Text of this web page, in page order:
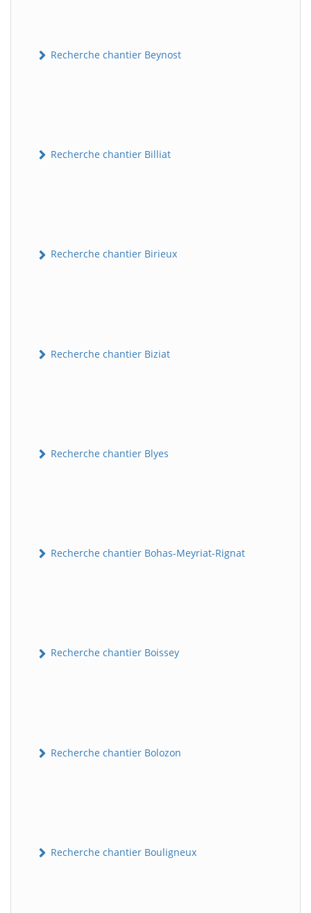
Recherche chantier Beynost
Recherche chantier Billiat
Recherche chantier Birieux
Recherche chantier Biziat
Recherche chantier Blyes
Recherche chantier Bohas-Meyriat-Rignat
Recherche chantier Boissey
Recherche chantier Bolozon
Recherche chantier Bouligneux